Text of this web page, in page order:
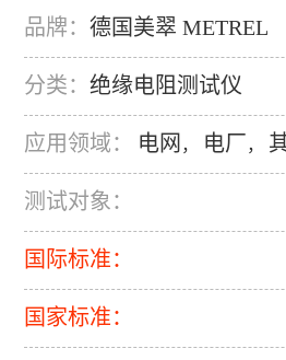
品牌：德国美翠 METREL
分类：绝缘电阻测试仪
应用领域： 电网 ， 电厂，
测试对象：
国际标准：
国家标准：